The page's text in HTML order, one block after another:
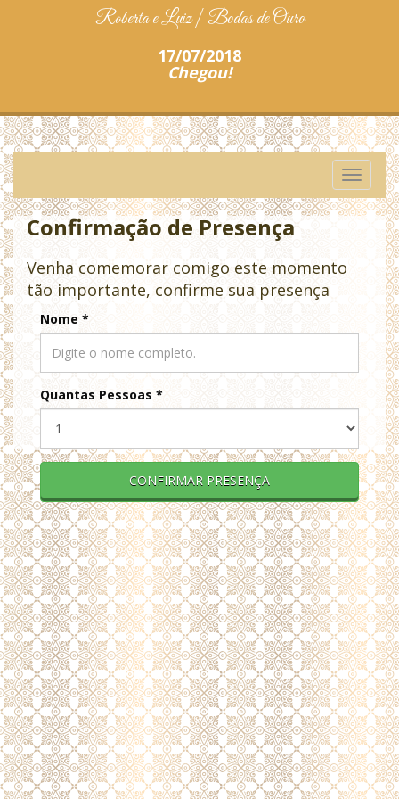
Roberta e Luiz | Bodas de Ouro
17/07/2018
Chegou!
Toggle
Confirmação de Presença
Venha comemorar comigo este momento
tão importante, confirme sua presença
Nome *
Quantas Pessoas *
CONFIRMAR PRESENÇA